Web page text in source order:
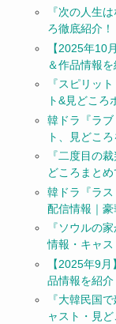
『次の人生
ろ徹底紹介！
【2025年10
＆作品情報
『スピリッ
ト&見どころ
韓ドラ『ラ
ト、見どこ
『二度目の
どころまとめ
韓ドラ『ラ
配信情報｜豪
『ソウルの
情報・キャス
【2025年9
品情報を紹介
『大韓民国
ャスト・見ど